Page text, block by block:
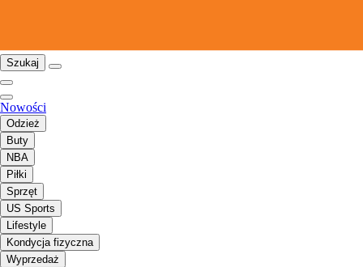
Szukaj
Nowości
Odzież
Buty
NBA
Piłki
Sprzęt
US Sports
Lifestyle
Kondycja fizyczna
Wyprzedaż